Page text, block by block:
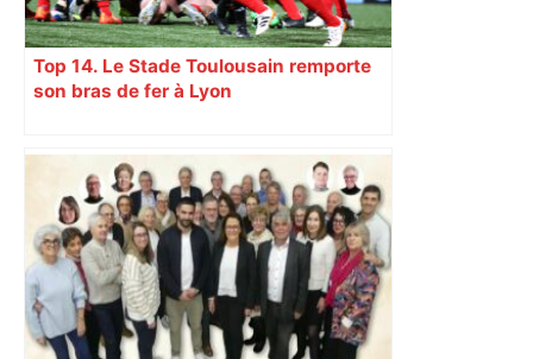
Top 14. Le Stade Toulousain remporte
son bras de fer à Lyon